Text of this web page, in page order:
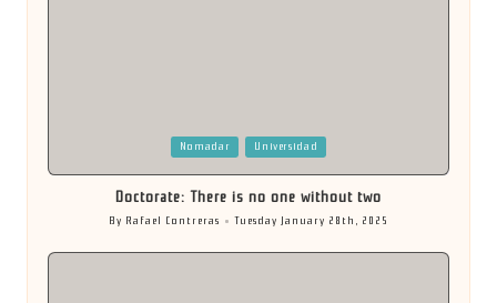
Nomadar Universidad
Doctorate: There is no one without two
Posted
by
By Rafael Contreras Tuesday January 28th, 2025